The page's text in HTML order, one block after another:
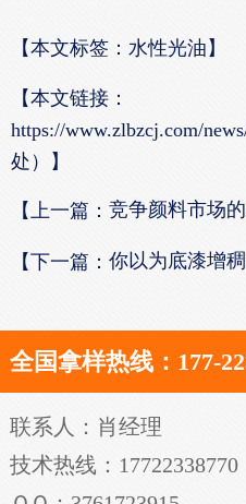
【本文标签：水性光油】
【本文链接：
https://www.zlbzcj.com/
处）】
【上一篇：
【下一篇：
全国拿样热线：177-
联系人：肖经理
技术热线：17722338770